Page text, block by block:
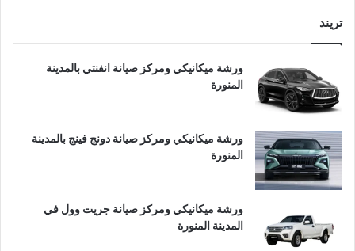
تريند
ورشة ميكانيكي ومركز صيانة انفنتي بالمدينة
المنورة
ورشة ميكانيكي ومركز صيانة دونج فينج بالمدينة
المنورة
ورشة ميكانيكي ومركز صيانة جريت وول في
المدينة المنورة